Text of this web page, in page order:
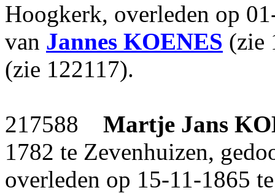
Hoogkerk, overleden op
van Jannes KOENES (zie
(zie 122117).
217588 Martje Jans
1782 te Zevenhuizen,
overleden op 15-11-1865